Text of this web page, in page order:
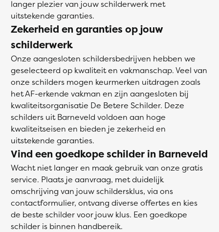
langer plezier van jouw schilderwerk met
uitstekende garanties.
Zekerheid en garanties op jouw
schilderwerk
Onze aangesloten schildersbedrijven hebben we
geselecteerd op kwaliteit en vakmanschap. Veel van
onze schilders mogen keurmerken uitdragen zoals
het AF-erkende vakman en zijn aangesloten bij
kwaliteitsorganisatie De Betere Schilder. Deze
schilders uit Barneveld voldoen aan hoge
kwaliteitseisen en bieden je zekerheid en
uitstekende garanties.
Vind een goedkope schilder in Barneveld
Wacht niet langer en maak gebruik van onze gratis
service. Plaats je aanvraag, met duidelijk
omschrijving van jouw schildersklus, via ons
contactformulier, ontvang diverse offertes en kies
de beste schilder voor jouw klus. Een goedkope
schilder is binnen handbereik.